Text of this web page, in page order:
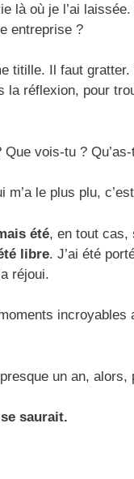
là où je l’ai
entreprise ?
titille. Il faut
la réflexion, pour
vois-tu ?
m’a le plus plu,
été, en tout cas,
libre. J’ai été
réjoui.
incroyables
un an,
saurait.